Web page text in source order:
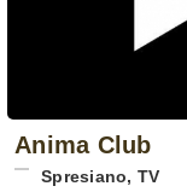
Anima Club
Spresiano, TV